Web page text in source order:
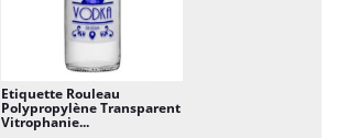
Etiquette Rouleau
Polypropylène Transparent
Vitrophanie...